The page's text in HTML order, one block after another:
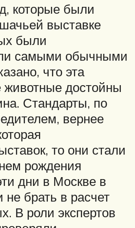
которые были
выставке
были
самыми обычными
что эта
животные достойны
Стандарты, по
вернее
то они стали
рождения
дни в Москве в
брать в расчет
В роли экспертов